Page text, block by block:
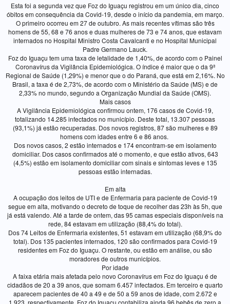
Esta foi a segunda vez que Foz do Iguaçu registrou em um único dia, cinco
óbitos em consequência da Covid-19, desde o início da pandemia, em março.
O primeiro ocorreu em 27 de outubro. As mais recentes vítimas são três
homens de 55, 68 e 76 anos e duas mulheres de 73 e 74 anos, que estavam
internados no Hospital Ministro Costa Cavalcanti e no Hospital Municipal
Padre Germano Lauck.
Foz do Iguaçu tem uma taxa de letalidade de 1,40%, de acordo com o Painel
Coronavírus da Vigilância Epidemiológica. O índice é maior que o da 9ª
Regional de Saúde (1,29%) e menor que o do Paraná, que está em 2,16%. No
Brasil, a taxa é de 2,73%, de acordo com o Ministério da Saúde (MS) e de
2,33% no mundo, segundo a Organização Mundial da Saúde (OMS).
Mais casos
A Vigilância Epidemiológica confirmou ontem, 176 casos de Covid-19,
totalizando 14.285 infectados no município. Deste total, 13.307 pessoas
(93,1%) já estão recuperadas. Dos novos registros, 87 são mulheres e 89
homens com idades entre 6 e 86 anos.
Dos novos casos, 2 estão internados e 174 encontram-se em isolamento
domiciliar. Dos casos confirmados até o momento, e que estão ativos, 643
(4,5%) estão em isolamento domiciliar com sinais e sintomas leves e 135
pessoas estão internadas.
Em alta
A ocupação dos leitos de UTI e de Enfermaria para paciente de Covid-19
segue em alta, motivando o decreto de toque de recolher das 23h às 5h, que
já está valendo. Até a tarde de ontem, das 95 camas especiais disponíveis na
rede, 84 estavam em utilização (88,4% do total).
Dos 74 Leitos de Enfermaria existentes, 51 estavam em utilização (68,9% do
total). Dos 135 pacientes internados, 120 são confirmados para Covid-19
residentes em Foz do Iguaçu. O restante, ou estão em análise, ou são
moradores de outros municípios.
Por idade
A faixa etária mais afetada pelo novo Coronavírus em Foz do Iguaçu é de
cidadãos de 20 a 39 anos, que somam 6.457 infectados. Em terceiro e quarto
aparecem pacientes de 40 a 49 e de 50 a 59 anos de idade, com 2.672 e
1.923, respectivamente. Foz do Iguaçu contabiliza ainda 96 bebês de zero a